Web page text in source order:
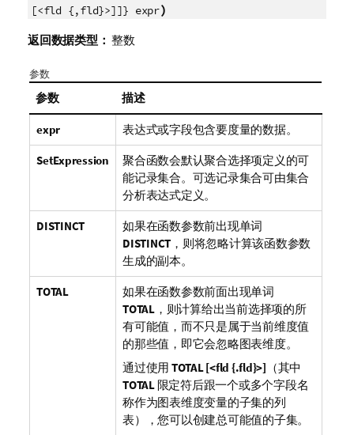
[<fld {,fld}>]]} expr)
返回数据类型： 整数
参数
参数 描述
expr 表达式或字段包含要度量的数据。
SetExpression
聚合函数会默认聚合选择项定义的可
能记录集合。可选记录集合可由集合
分析表达式定义。
DISTINCT
如果在函数参数前出现单词
DISTINCT ，则将忽略计算该函数参数
生成的副本。
TOTAL
如果在函数参数前面出现单词
TOTAL，则计算给出当前选择项的所
有可能值，而不只是属于当前维度值
的那些值，即它会忽略图表维度。
通过使用 TOTAL [<fld {.fld}>] （其中
TOTAL限定符后跟一个或多个字段名
称作为图表维度变量的子集的列
表），您可以创建总可能值的子集。